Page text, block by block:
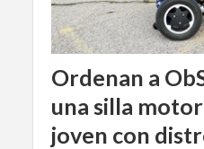
Ordenan a
una silla
joven con